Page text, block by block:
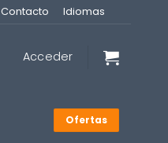
Contacto Idiomas
Acceder
Ofertas